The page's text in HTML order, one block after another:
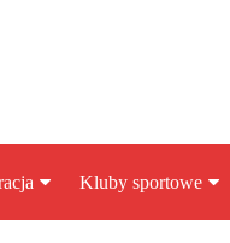
Kluby sportowe